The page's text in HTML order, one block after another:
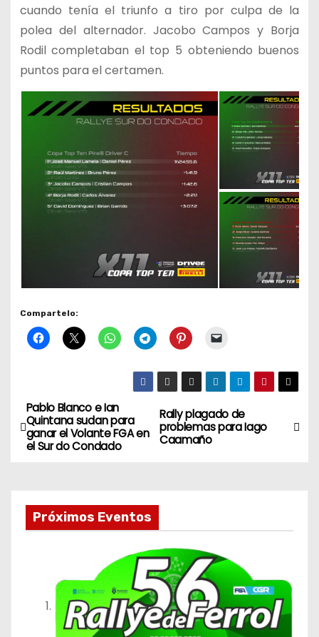
cuando tenía el triunfo a tiro por culpa de la
polea del alternador. Jacobo Campos y Borja
Rodil completaban el top 5 obteniendo buenos
puntos para el certamen.
Compartelo:
N
a
e
g
Rally plagado de
problemas para Iago
Caamaño
Pablo Blanco e Ian
Quintana sudan para
ganar el Volante FGA en
el Sur do Condado
Próximos Eventos